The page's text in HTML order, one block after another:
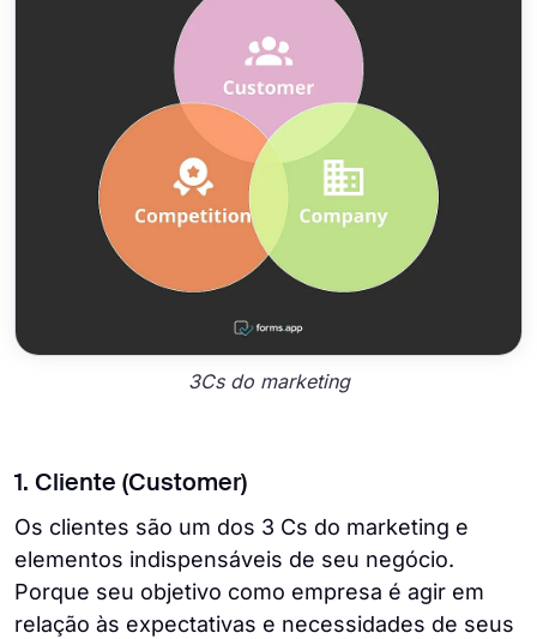
3Cs do marketing
1. Cliente (Customer)
Os clientes são um dos 3 Cs do marketing e
elementos indispensáveis ​​de seu negócio.
Porque seu objetivo como empresa é agir em
relação às expectativas e necessidades de seus